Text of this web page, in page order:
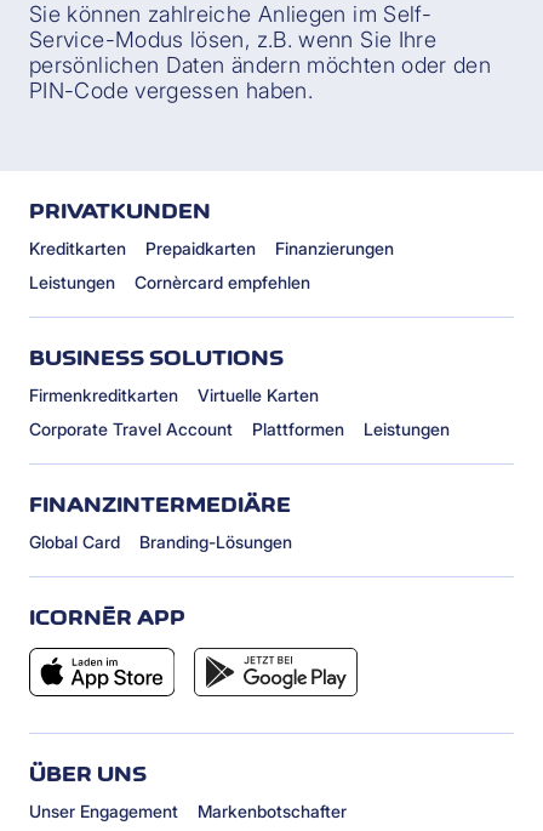
Sie können zahlreiche Anliegen im Self-
Service-Modus lösen, z.B. wenn Sie Ihre
persönlichen Daten ändern möchten oder den
PIN-Code vergessen haben.
PRIVATKUNDEN
Kreditkarten Prepaidkarten
Finanzierungen
Leistungen
Cornèrcard empfehlen
BUSINESS SOLUTIONS
Firmenkreditkarten
Virtuelle Karten
Corporate Travel Account
Plattformen Leistungen
FINANZINTERMEDIÄRE
Global Card Branding-Lösungen
ICORNÈR APP
ÜBER UNS
Unser Engagement
Markenbotschafter